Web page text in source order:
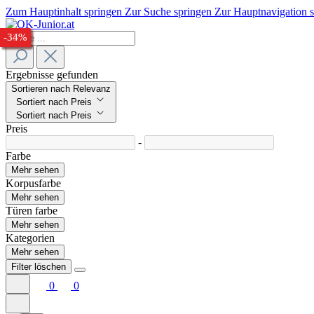
Zum Hauptinhalt springen Zur Suche springen Zur Hauptnavigation
Ergebnisse gefunden
Sortieren nach Relevanz
Sortiert nach Preis
Sortiert nach Preis
Preis
-
Farbe
Mehr sehen
Korpusfarbe
Mehr sehen
Türen farbe
Mehr sehen
Kategorien
Mehr sehen
Filter löschen
0 0
-30%
-32%
-25%
-24%
-28%
-33%
-34%